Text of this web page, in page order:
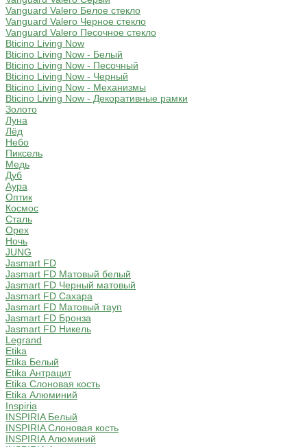
Vanguard Valero Белое стекло
Vanguard Valero Черное стекло
Vanguard Valero Песочное стекло
Bticino Living Now
Bticino Living Now - Белый
Bticino Living Now - Песочный
Bticino Living Now - Черный
Bticino Living Now - Механизмы
Bticino Living Now - Декоративные рамки
Золото
Луна
Лёд
Небо
Пиксель
Медь
Дуб
Аура
Оптик
Космос
Сталь
Орех
Ночь
JUNG
Jasmart FD
Jasmart FD Матовый белый
Jasmart FD Черный матовый
Jasmart FD Сахара
Jasmart FD Матовый тауп
Jasmart FD Бронза
Jasmart FD Никель
Legrand
Etika
Etika Белый
Etika Антрацит
Etika Слоновая кость
Etika Алюминий
Inspiria
INSPIRIA Белый
INSPIRIA Слоновая кость
INSPIRIA Алюминий